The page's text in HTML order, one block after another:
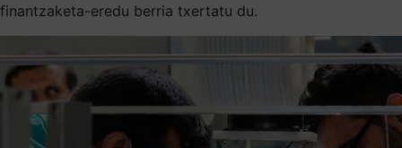
finantzaketa-eredu berria txertatu du.